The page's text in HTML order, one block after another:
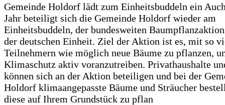
Gemeinde Holdorf lädt zum Einheitsbuddeln ein
Jahr beteiligt sich die Gemeinde Holdorf wieder am
Einheitsbuddeln, der bundesweiten
der deutschen Einheit. Ziel der Aktion ist es, mit so
Teilnehmern wie möglich neue Bäume zu pflanzen,
Klimaschutz aktiv voranzutreiben. Privathaushalte
können sich an der Aktion beteiligen und bei der
Holdorf klimaangepasste Bäume und Sträucher
diese auf Ihrem Grundstück zu pflan